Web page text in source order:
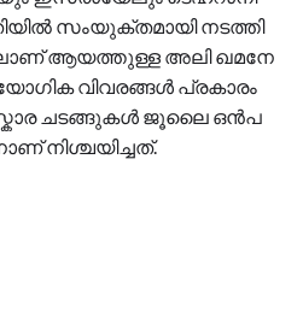
സം​യു​ക്ത​മാ​യി ന​ട​ത്തി​
ആ​യ​ത്തു​ള്ള അ​ലി ഖ​മ​നേ​
വി​വ​ര​ങ്ങ​ൾ പ്ര​കാ​രം
ച​ട​ങ്ങു​ക​ൾ ജൂ​ലൈ ഒ​ൻ​പ​
നി​ശ്ച​യി​ച്ച​ത്.